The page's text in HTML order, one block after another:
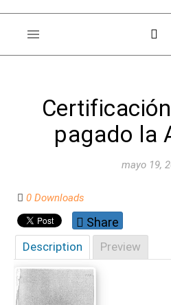
pagado la
mayo 19,
0 Downloads
Share
Description Preview